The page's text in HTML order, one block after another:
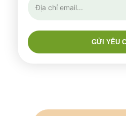
GỬI YÊU